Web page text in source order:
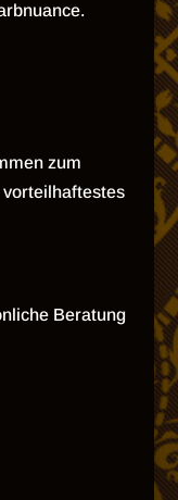
zum
Beratung